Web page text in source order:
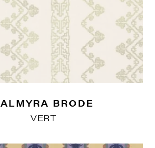
BRODE
VERT